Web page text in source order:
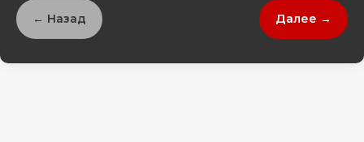
← Назад Далее →